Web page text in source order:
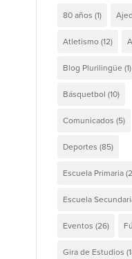
80 años (1)
Atletismo(12)
Blog Plurilingüe (1)
Básquetbol (10)
Comunicados (5)
Deportes (85)
Escuela Primaria
Escuela
Eventos (26)
Gira de Estudios